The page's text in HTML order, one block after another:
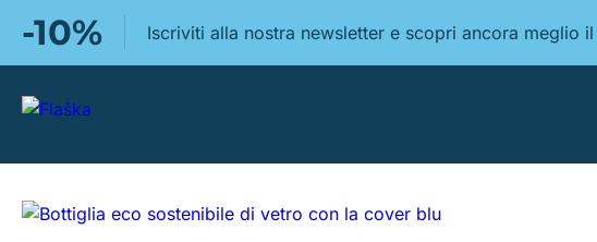
https://www.flaskaitalia.it/
-10% Iscriviti alla nostra newsletter e scopri ancora meglio